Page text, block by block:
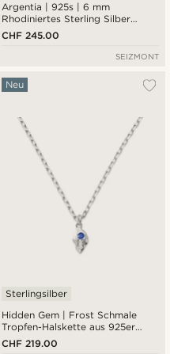
Argentia | 925s | 6 mm
Rhodiniertes Sterling Silber
Fischgrätenkette Armband
CHF 245.00
SEIZMONT
Hidden Gem | Frost Schmale
Tropfen-Halskette aus 925er
Sterlingsilber
Neu
Sterlingsilber
CHF 219.00